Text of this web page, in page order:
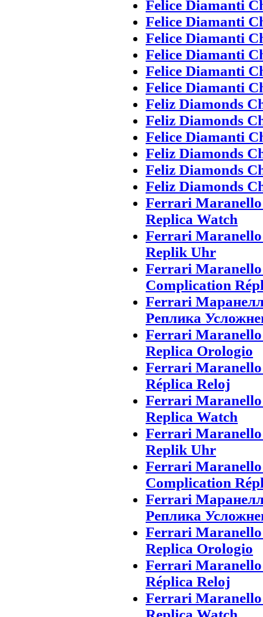
Felice Diamanti
Felice Diamanti
Felice Diamanti
Felice Diamanti
Felice Diamanti
Felice Diamanti
Feliz Diamonds
Feliz Diamonds
Felice Diamanti
Feliz Diamonds
Feliz Diamonds
Feliz Diamonds
Ferrari
Replica Watch
Ferrari
Replik Uhr
Ferrari
Complication
Ferrari
Реплика
Ferrari
Replica Orologio
Ferrari
Réplica Reloj
Ferrari
Replica Watch
Ferrari
Replik Uhr
Ferrari
Complication
Ferrari
Реплика
Ferrari
Replica Orologio
Ferrari
Réplica Reloj
Ferrari